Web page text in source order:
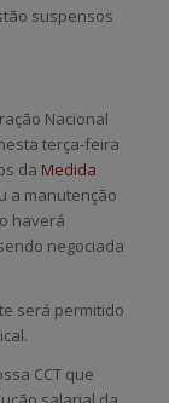
suspensos
Nacional
terça-feira
da Medida
a manutenção
haverá
negociada
será permitido
CCT que